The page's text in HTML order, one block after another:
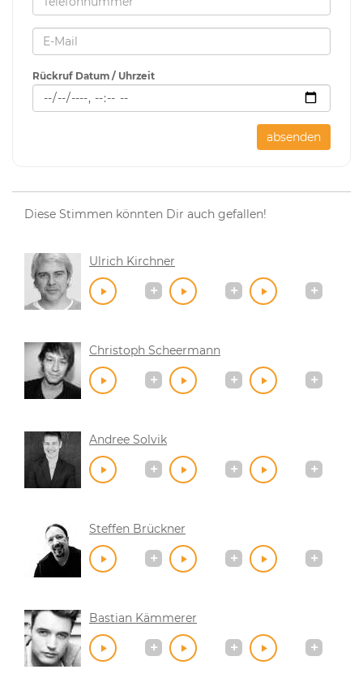
Rückruf Datum / Uhrzeit
absenden
Diese Stimmen könnten Dir auch gefallen!
Ulrich Kirchner
Christoph Scheermann
Andree Solvik
Steffen Brückner
Bastian Kämmerer